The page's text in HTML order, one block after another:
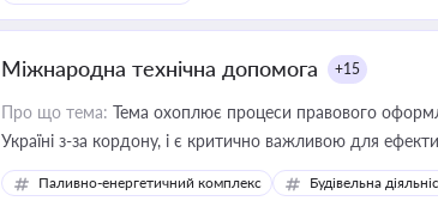
Міжнародна технічна допомога +15
Про що тема: Тема охоплює процеси правового
Україні з-за кордону, і є критично важливою для
інфраструктурних проєктів
Паливно-енергетичний комплекс Будівельна